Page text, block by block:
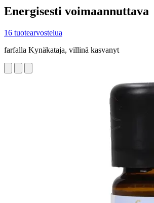
Energisesti voimaannuttava
16 tuotearvostelua
farfalla Kynäkataja, villinä kasvanyt